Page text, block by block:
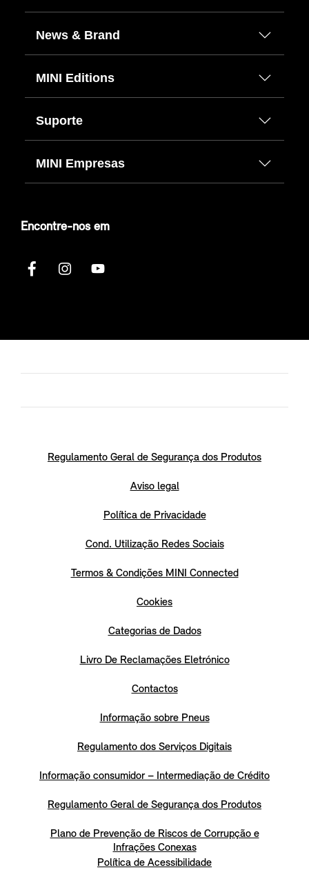
News & Brand
MINI Editions
Suporte
MINI Empresas
Encontre-nos em
Regulamento Geral de Segurança dos Produtos
Aviso legal
Política de Privacidade
Cond. Utilização Redes Sociais
Termos & Condições MINI Connected
Cookies
Categorias de Dados
Livro De Reclamações Eletrónico
Contactos
Informação sobre Pneus
Regulamento dos Serviços Digitais
Informação consumidor – Intermediação de Crédito
Regulamento Geral de Segurança dos Produtos
Plano de Prevenção de Riscos de Corrupção e
Infrações Conexas
Política de Acessibilidade